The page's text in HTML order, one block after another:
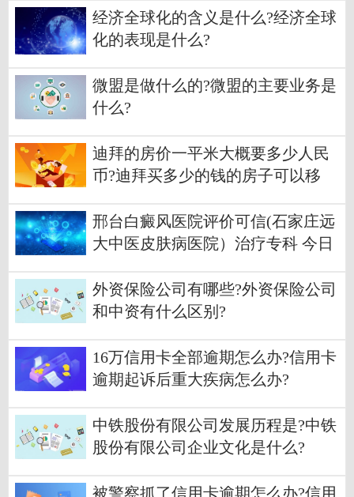
经济全球化的含义是什么?经济全球
化的表现是什么?
微盟是做什么的?微盟的主要业务是
什么?
迪拜的房价一平米大概要多少人民
币?迪拜买多少的钱的房子可以移
邢台白癜风医院评价可信(石家庄远
大中医皮肤病医院）治疗专科 今日
外资保险公司有哪些?外资保险公司
和中资有什么区别?
16万信用卡全部逾期怎么办?信用卡
逾期起诉后重大疾病怎么办?
中铁股份有限公司发展历程是?中铁
股份有限公司企业文化是什么?
被警察抓了信用卡逾期怎么办?信用